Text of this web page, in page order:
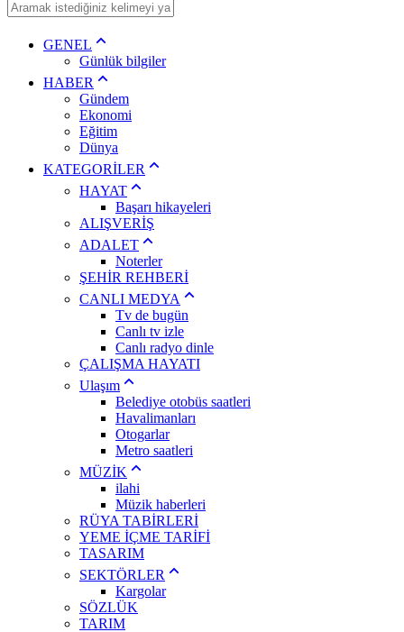
GENEL
Günlük bilgiler
HABER
Gündem
Ekonomi
Eğitim
Dünya
KATEGORİLER
HAYAT
Başarı hikayeleri
ALIŞVERİŞ
ADALET
Noterler
ŞEHİR REHBERİ
CANLI MEDYA
Tv de bugün
Canlı tv izle
Canlı radyo dinle
ÇALIŞMA HAYATI
Ulaşım
Belediye otobüs saatleri
Havalimanları
Otogarlar
Metro saatleri
MÜZİK
ilahi
Müzik haberleri
RÜYA TABİRLERİ
YEME İÇME TARİFİ
TASARIM
SEKTÖRLER
Kargolar
SÖZLÜK
TARIM